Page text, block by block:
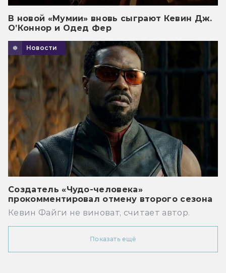
В новой «Мумии» вновь сыграют Кевин Дж.
О’Коннор и Одед Фер
Новости
Создатель «Чудо-человека»
прокомментировал отмену второго сезона
Кевин Файги не виноват, считает автор.
Показать ещё